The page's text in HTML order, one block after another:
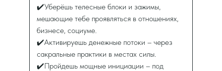
✔️Уберёшь телесные блоки и зажимы,
мешающие тебе проявляться в отношениях,
бизнесе, социуме.
✔️Активируешь денежные потоки – через
сакральные практики в местах силы.
✔️Пройдешь мощные инициации – под